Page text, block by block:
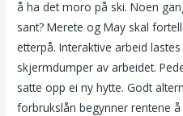
å ha det moro på ski. Noen
sant? Merete og May skal
etterpå. Interaktive arbeid
skjermdumper av arbeidet.
satte opp ei ny hytte. Godt
forbrukslån begynner rentene